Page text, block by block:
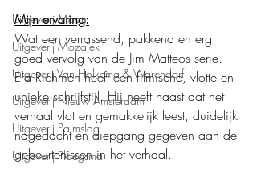
Uitgeverij Moon
Uitgeverij Mozaïek
Uitgeverij Van Holkema & Warendorf
Uitgeverij Nieuw Amsterdam
Uitgeverij Palmslag
Uitgeverij Ploegsma
Mijn ervaring:
Wat een verrassend, pakkend en erg
goed vervolg van de Jim Matteos serie.
Era Richmen heeft een filmische, vlotte en
unieke schrijfstijl. Hij heeft naast dat het
verhaal vlot en gemakkelijk leest, duidelijk
nagedacht en diepgang gegeven aan de
gebeurtenissen in het verhaal.